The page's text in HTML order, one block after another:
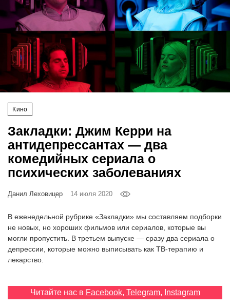
Кино
Закладки: Джим Керри на
антидепрессантах — два
комедийных сериала о
психических заболеваниях
Данил Леховицер 14 июля 2020
В еженедельной рубрике «Закладки» мы составляем подборки
не новых, но хороших фильмов или сериалов, которые вы
могли пропустить. В третьем выпуске — сразу два сериала о
депрессии, которые можно выписывать как ТВ-терапию и
лекарство.
Читайте нас в Facebook, Telegram, Instagram